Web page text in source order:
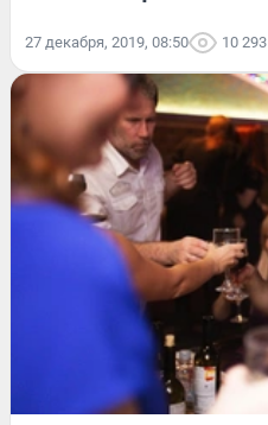
27 декабря, 2019, 08:50 10 293